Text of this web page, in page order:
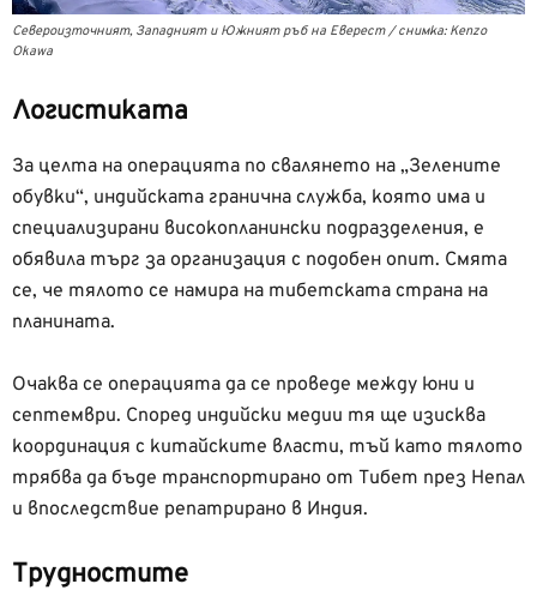
Североизточният, Западният и Южният ръб на Еверест / снимка: Kenzo
Okawa
Логистиката
За целта на операцията по свалянето на „Зелените
обувки“, индийската гранична служба, която има и
специализирани високопланински подразделения, е
обявила търг за организация с подобен опит. Смята
се, че тялото се намира на тибетската страна на
планината.
Очаква се операцията да се проведе между юни и
септември. Според индийски медии тя ще изисква
координация с китайските власти, тъй като тялото
трябва да бъде транспортирано от Тибет през Непал
и впоследствие репатрирано в Индия.
Трудностите